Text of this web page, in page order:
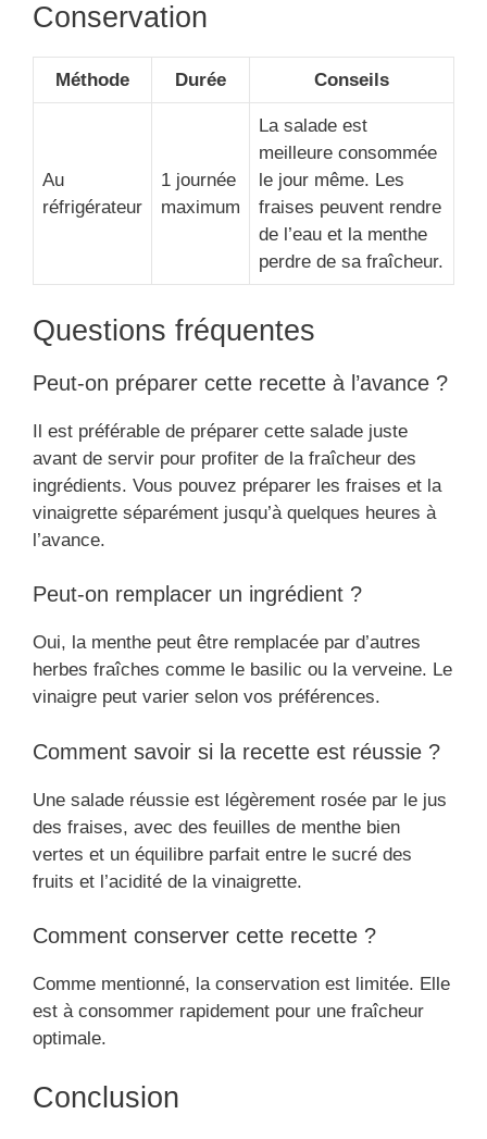
Conservation
Méthode Durée Conseils
Au
réfrigérateur
1 journée
maximum
La salade est
meilleure consommée
le jour même. Les
fraises peuvent rendre
de l’eau et la menthe
perdre de sa fraîcheur.
Questions fréquentes
Peut-on préparer cette recette à l’avance ?
Il est préférable de préparer cette salade juste
avant de servir pour profiter de la fraîcheur des
ingrédients. Vous pouvez préparer les fraises et la
vinaigrette séparément jusqu’à quelques heures à
l’avance.
Peut-on remplacer un ingrédient ?
Oui, la menthe peut être remplacée par d’autres
herbes fraîches comme le basilic ou la verveine. Le
vinaigre peut varier selon vos préférences.
Comment savoir si la recette est réussie ?
Une salade réussie est légèrement rosée par le jus
des fraises, avec des feuilles de menthe bien
vertes et un équilibre parfait entre le sucré des
fruits et l’acidité de la vinaigrette.
Comment conserver cette recette ?
Comme mentionné, la conservation est limitée. Elle
est à consommer rapidement pour une fraîcheur
optimale.
Conclusion